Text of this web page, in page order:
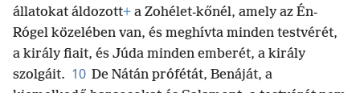
állatokat áldozott+ a Zohélet-kőnél, amely az Én-
Rógel közelében van, és meghívta minden testvérét,
a király fiait, és Júda minden emberét, a király
szolgáit. 10 De Nátán prófétát, Benáját, a